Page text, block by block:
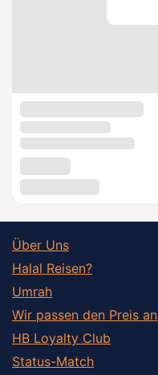
Über Uns
Halal Reisen?
Umrah
Wir passen den Preis an
HB Loyalty Club
Status-Match